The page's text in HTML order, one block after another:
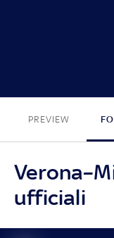
PREVIEW
ufficiali